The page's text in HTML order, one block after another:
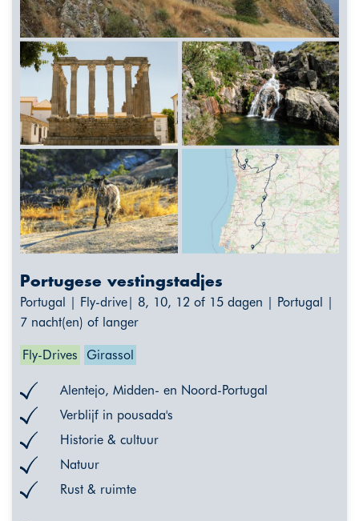
Portugese vestingstadjes
Portugal | Fly-drive| 8, 10, 12 of 15 dagen | Portugal |
7 nacht(en) of langer
Fly-Drives Girassol
Alentejo, Midden- en Noord-Portugal
Verblijf in pousada's
Historie & cultuur
Natuur
Rust & ruimte